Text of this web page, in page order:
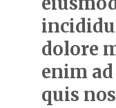
freepho.to
tremendous
dolore
enim
quis